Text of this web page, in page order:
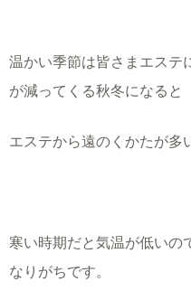
温かい季節は皆さまエステ
が減ってくる秋冬になると
エステから遠のくかたが多
寒い時期だと気温が低いの
なりがちです。